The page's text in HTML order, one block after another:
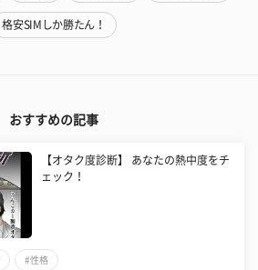
格安SIMしか勝たん！
おすすめの記事
【オタク度診断】 あなたの熱中度をチ
ェック！
#性格